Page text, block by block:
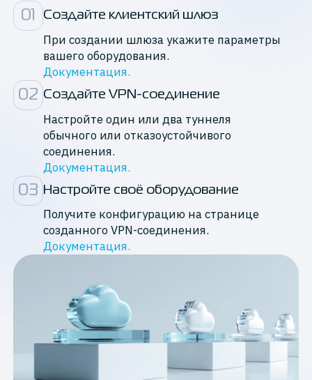
0 Создайте клиентский шлюз
При создании шлюза укажите параметры
вашего оборудования.
Документация.
02 Создайте VPN-соединение
Настройте один или два туннеля
обычного или отказоустойчивого
соединения.
Документация.
03 Настройте своё оборудование
Получите конфигурацию на странице
созданного VPN-соединения.
Документация.